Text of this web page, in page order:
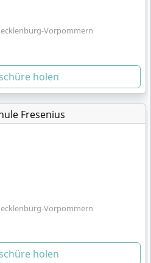
Vorpommern
holen
Fresenius
Vorpommern
holen